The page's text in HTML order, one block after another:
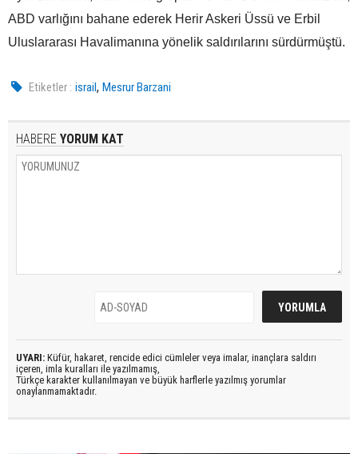
ABD varlığını bahane ederek Herir Askeri Üssü ve Erbil
Uluslararası Havalimanına yönelik saldırılarını sürdürmüştü.
Etiketler : israil,Mesrur Barzani
HABERE YORUM KAT
UYARI: Küfür, hakaret, rencide edici cümleler veya imalar, inançlara saldırı
içeren, imla kuralları ile yazılmamış,
Türkçe karakter kullanılmayan ve büyük harflerle yazılmış yorumlar
onaylanmamaktadır.